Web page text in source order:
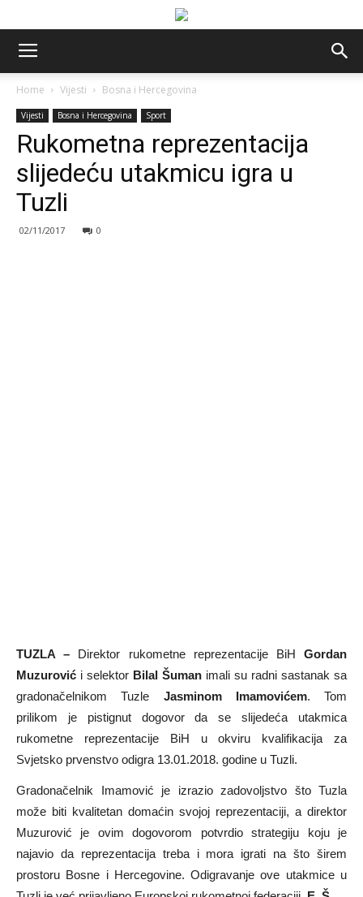
Home Vijesti Bosna i Hercegovina
Vijesti Bosna i Hercegovina Sport
Rukometna reprezentacija
slijedeću utakmicu igra u
Tuzli
02/11/2017 0
TUZLA – Direktor rukometne reprezentacije BiHGordan
Muzurović i selektor Bilal Šuman imali su radni sastanak sa
gradonačelnikom Tuzle Jasminom Imamovićem. Tom
prilikom je pistignut dogovor da se slijedeća utakmica
rukometne reprezentacije BiH u okviru kvalifikacija za
Svjetsko prvenstvo odigra 13.01.2018. godine u Tuzli.
Gradonačelnik Imamović je izrazio zadovoljstvo što Tuzla
može biti kvalitetan domaćin svojoj reprezentaciji, a direktor
Muzurović je ovim dogovorom potvrdio strategiju koju je
najavio da reprezentacija treba i mora igrati na što širem
prostoru Bosne i Hercegovine. Odigravanje ove utakmice u